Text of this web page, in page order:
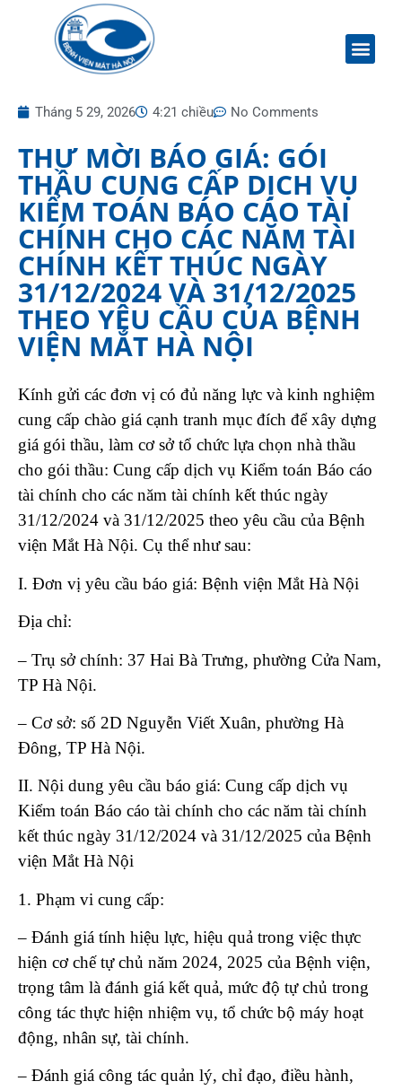
Tháng 5 29, 2026 4:21 chiều No Comments
THƯ MỜI BÁO GIÁ: GÓI
THẦU CUNG CẤP DỊCH VỤ
KIỂM TOÁN BÁO CÁO TÀI
CHÍNH CHO CÁC NĂM TÀI
CHÍNH KẾT THÚC NGÀY
31/12/2024 VÀ 31/12/2025
THEO YÊU CẦU CỦA BỆNH
VIỆN MẮT HÀ NỘI
Kính gửi các đơn vị có đủ năng lực và kinh nghiệm
cung cấp chào giá cạnh tranh mục đích để xây dựng
giá gói thầu, làm cơ sở tổ chức lựa chọn nhà thầu
cho gói thầu: Cung cấp dịch vụ Kiểm toán Báo cáo
tài chính cho các năm tài chính kết thúc ngày
31/12/2024 và 31/12/2025 theo yêu cầu của Bệnh
viện Mắt Hà Nội. Cụ thể như sau:
I. Đơn vị yêu cầu báo giá: Bệnh viện Mắt Hà Nội
Địa chỉ:
– Trụ sở chính: 37 Hai Bà Trưng, phường Cửa Nam,
TP Hà Nội.
– Cơ sở: số 2D Nguyễn Viết Xuân, phường Hà
Đông, TP Hà Nội.
II. Nội dung yêu cầu báo giá: Cung cấp dịch vụ
Kiểm toán Báo cáo tài chính cho các năm tài chính
kết thúc ngày 31/12/2024 và 31/12/2025 của Bệnh
viện Mắt Hà Nội
1. Phạm vi cung cấp:
– Đánh giá tính hiệu lực, hiệu quả trong việc thực
hiện cơ chế tự chủ năm 2024, 2025 của Bệnh viện,
trọng tâm là đánh giá kết quả, mức độ tự chủ trong
công tác thực hiện nhiệm vụ, tổ chức bộ máy hoạt
động, nhân sự, tài chính.
– Đánh giá công tác quản lý, chỉ đạo, điều hành,